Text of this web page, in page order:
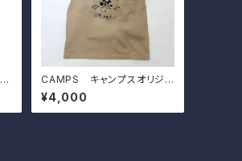
CAMPS キャンプスオリジナ
ルTシャツ【 GRIND BREW t
he CAMP 】
¥4,000